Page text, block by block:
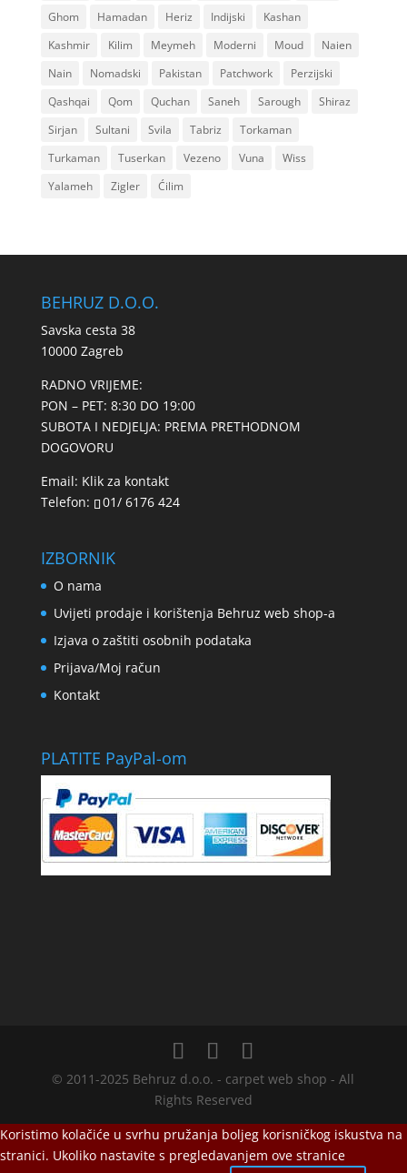
Ghom
Hamadan Heriz Indijski
Kashan
Kashmir
Kilim Meymeh Moderni Moud
Naien
Nain
Nomadski Pakistan Patchwork
Perzijski
Qashqai
Qom Quchan Saneh Sarough
Shiraz
Sirjan
Sultani Svila Tabriz
Torkaman
Turkaman
Tuserkan Vezeno Vuna
Wiss
Yalameh
Zigler Ćilim
BEHRUZ D.O.O.
Savska cesta 38
10000 Zagreb
RADNO VRIJEME:
PON – PET: 8:30 DO 19:00
SUBOTA I NEDJELJA: PREMA PRETHODNOM
DOGOVORU
Email: Klik za kontakt
Telefon:
01/ 6176 424
IZBORNIK
O nama
Uvijeti prodaje i korištenja Behruz web shop-a
Izjava o zaštiti osobnih podataka
Prijava/Moj račun
Kontakt
PLATITE PayPal-om
© 2011-2025 Behruz d.o.o. - carpet web shop - All
Rights Reserved
Koristimo kolačiće u svrhu pružanja boljeg korisničkog iskustva na
stranici. Ukoliko nastavite s pregledavanjem ove stranice